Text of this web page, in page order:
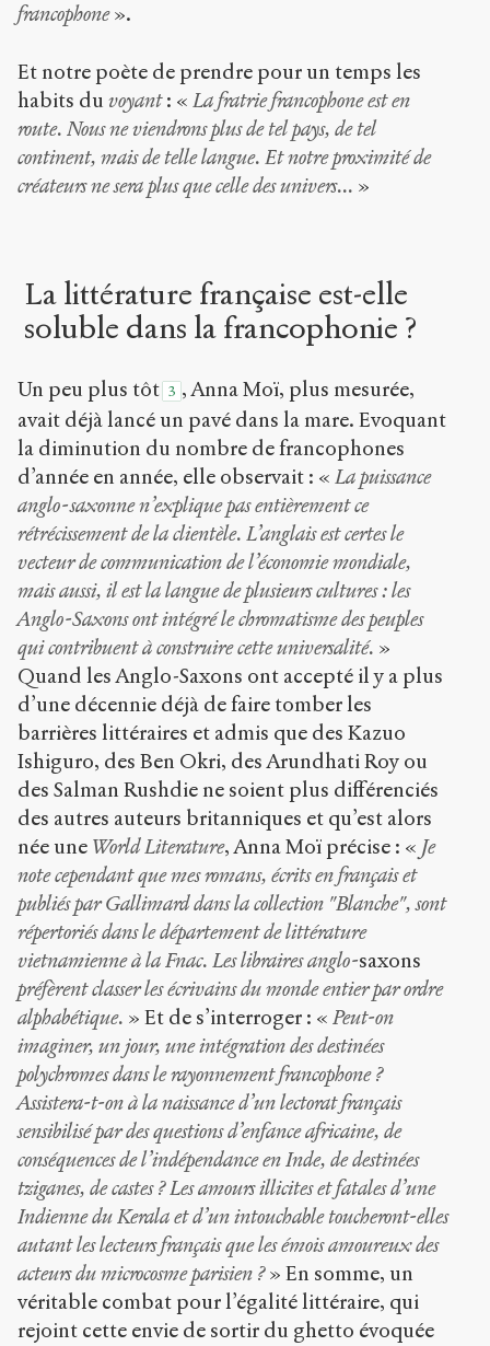
francophone».
Et notre poète de prendre pour un temps les
habits du voyant: « La fratrie francophone est en
route. Nous ne viendrons plus de tel pays, de tel
continent, mais de telle langue. Et notre proximité de
créateurs ne sera plus que celle des univers... »
La littérature française est-elle
soluble dans la francophonie ?
Un peu plus tôt 3 , Anna Moï, plus mesurée,
avait déjà lancé un pavé dans la mare. Evoquant
la diminution du nombre de francophones
d’année en année, elle observait : « La puissance
anglo-saxonne n’explique pas entièrement ce
rétrécissement de la clientèle. L’anglais est certes le
vecteur de communication de l’économie mondiale,
mais aussi, il est la langue de plusieurs cultures : les
Anglo-Saxons ont intégré le chromatisme des peuples
qui contribuent à construire cette universalité. »
Quand les Anglo-Saxons ont accepté il y a plus
d’une décennie déjà de faire tomber les
barrières littéraires et admis que des Kazuo
Ishiguro, des Ben Okri, des Arundhati Roy ou
des Salman Rushdie ne soient plus différenciés
des autres auteurs britanniques et qu’est alors
née une World Literature, Anna Moï précise : « Je
note cependant que mes romans, écrits en français et
publiés par Gallimard dans la collection "Blanche", sont
répertoriés dans le département de littérature
vietnamienne à la Fnac. Les libraires anglo-saxons
préfèrent classer les écrivains du monde entier par ordre
alphabétique. » Et de s’interroger : « Peut-on
imaginer, un jour, une intégration des destinées
polychromes dans le rayonnement francophone ?
Assistera-t-on à la naissance d’un lectorat français
sensibilisé par des questions d’enfance africaine, de
conséquences de l’indépendance en Inde, de destinées
tziganes, de castes ? Les amours illicites et fatales d’une
Indienne du Kerala et d’un intouchable toucheront-elles
autant les lecteurs français que les émois amoureux des
acteurs du microcosme parisien ?» En somme, un
véritable combat pour l’égalité littéraire, qui
rejoint cette envie de sortir du ghetto évoquée